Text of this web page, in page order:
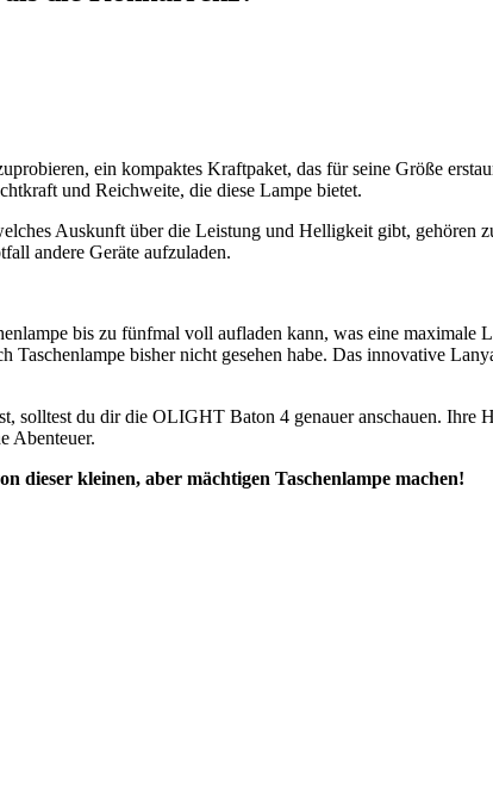
ein kompaktes Kraftpaket, das für seine Größe
und Reichweite, die diese Lampe bietet.
Auskunft über die Leistung und Helligkeit gibt, gehören
andere Geräte aufzuladen.
bis zu fünfmal voll aufladen kann, was eine maximale
bisher nicht gesehen habe. Das innovative
solltest du dir die OLIGHT Baton 4 genauer anschauen.
Abenteuer.
dieser kleinen, aber mächtigen Taschenlampe machen!